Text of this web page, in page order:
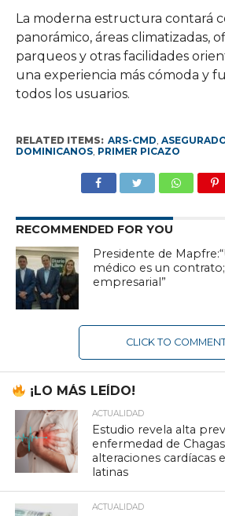
La moderna estructura contará
panorámico, áreas climatizadas,
parqueos y otras facilidades
una experiencia más cómoda y
todos los usuarios.
RELATED ITEMS: ARS-CMD,
DOMINICANOS, PRIMER PICAZO
RECOMMENDED FOR YOU
Presidente de
médico es un
empresarial”
CLICK TO
¡LO MÁS LEÍDO!
ACTUALIDAD
Estudio revela alta
enfermedad de
alteraciones cardíacas
latinas
ACTUALIDAD